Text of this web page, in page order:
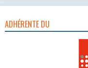
ADHÉRENTE DU